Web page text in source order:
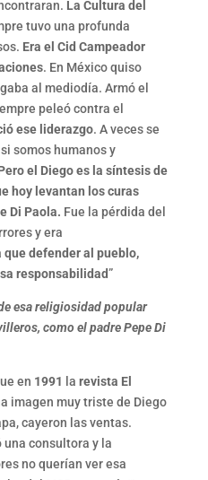
La Cultura del
tuvo una profunda
Era el Cid Campeador
. En México quiso
al mediodía. Armó el
peleó contra el
ese liderazgo. A veces se
somos humanos y
el Diego es la síntesis de
hoy levantan los curas
Di Paola. Fue la pérdida del
y era
que defender al pueblo,
responsabilidad”
esa religiosidad popular
como el padre Pepe Di
en 1991 la revista El
imagen muy triste de Diego
cayeron las ventas.
consultora y la
no querían ver esa